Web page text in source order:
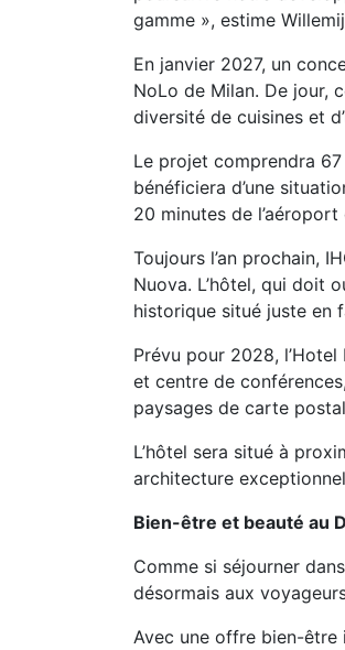
gamme », estime
En janvier 2027, un
NoLo de Milan. De jour,
diversité de cuisines et
Le projet comprendra
bénéficiera d’une
20 minutes de
Toujours l’an prochain,
Nuova. L’hôtel, qui doit
historique situé juste en
Prévu pour 2028,
et centre de
paysages de carte
L’hôtel sera situé à
architecture
Bien-être et beauté au
Comme si séjourner
désormais aux
Avec une offre bien-être